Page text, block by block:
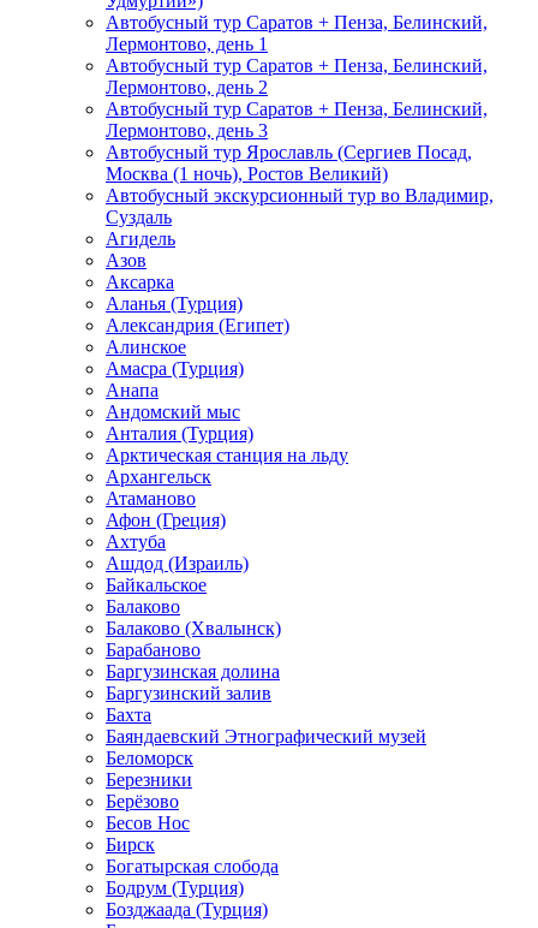
Автобусный тур Саратов + Пенза, Белинский,
Лермонтово, день 1
Автобусный тур Саратов + Пенза, Белинский,
Лермонтово, день 2
Автобусный тур Саратов + Пенза, Белинский,
Лермонтово, день 3
Автобусный тур Ярославль (Сергиев Посад,
Москва (1 ночь), Ростов Великий)
Автобусный экскурсионный тур во Владимир,
Суздаль
Агидель
Азов
Аксарка
Аланья (Турция)
Александрия (Египет)
Алинское
Амасра (Турция)
Анапа
Андомский мыс
Анталия (Турция)
Арктическая станция на льду
Архангельск
Атаманово
Афон (Греция)
Ахтуба
Ашдод (Израиль)
Байкальское
Балаково
Балаково (Хвалынск)
Барабаново
Баргузинская долина
Баргузинский залив
Бахта
Баяндаевский Этнографический музей
Беломорск
Березники
Берёзово
Бесов Нос
Бирск
Богатырская слобода
Бодрум (Турция)
Бозджаада (Турция)